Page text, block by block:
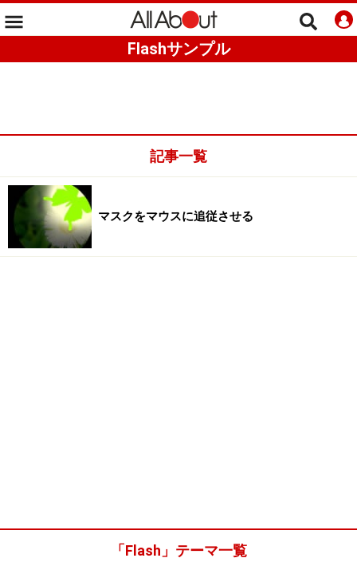
Flashサンプル
記事一覧
マスクをマウスに追従させる
「Flash」テーマ一覧